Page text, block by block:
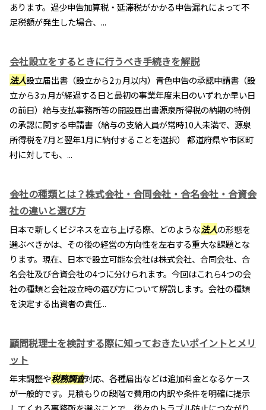
あります。過少申告加算税・延滞税がかかる申告漏れによって不
足税額が発生した場合、...
会社設立をするときに行うべき手続きを解説
法人設立届出書（設立から2ヵ月以内）青色申告の承認申請書（設
立から3ヵ月が経過する日と最初の事業年度末日のいずれか早い日
の前日）給与支払事務所等の開設届出書源泉所得税の納期の特例
の承認に関する申請書（給与の支給人員が常時10人未満で、源泉
所得税を7月と翌年1月に納付することを選択） 都道府県や市区町
村に対しても、...
会社の種類とは？株式会社・合同会社・合名会社・合資会
社の違いと選び方
日本で新しくビジネスを立ち上げる際、どのような法人の形態を
選ぶべきかは、その後の経営の方向性を左右する重大な課題とな
ります。現在、日本で設立可能な会社は株式会社、合同会社、合
名会社及び合資会社の4つに分けられます。今回はこれら4つの会
社の種類と会社設立時の選び方について解説します。会社の種類
を決定する出資者の責任...
顧問税理士を検討する際に知っておきたいポイントとメリ
ット
年末調整や税務調査対応、各種届出などは追加料金となるケース
が一般的です。見積もりの段階で費用の内訳や条件を明確に提示